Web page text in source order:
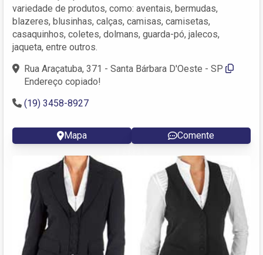
variedade de produtos, como: aventais, bermudas,
blazeres, blusinhas, calças, camisas, camisetas,
casaquinhos, coletes, dolmans, guarda-pó, jalecos,
jaqueta, entre outros.
Rua Araçatuba, 371 - Santa Bárbara D'Oeste - SP
Endereço copiado!
(19) 3458-8927
Mapa Comente